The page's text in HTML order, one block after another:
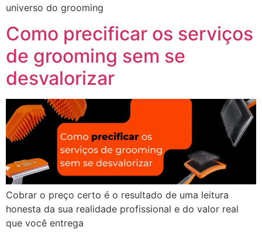
universo do grooming
Como precificar os serviços
de grooming sem se
desvalorizar
Cobrar o preço certo é o resultado de uma leitura
honesta da sua realidade profissional e do valor real
que você entrega